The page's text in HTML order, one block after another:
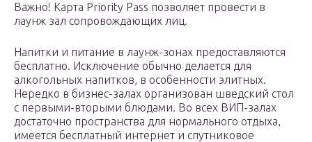
Важно! Карта Priority Pass позволяет провести в
лаунж зал сопровождающих лиц.
Напитки и питание в лаунж-зонах предоставляются
бесплатно. Исключение обычно делается для
алкогольных напитков, в особенности элитных.
Нередко в бизнес-залах организован шведский стол
с первыми-вторыми блюдами. Во всех ВИП-залах
достаточно пространства для нормального отдыха,
имеется бесплатный интернет и спутниковое